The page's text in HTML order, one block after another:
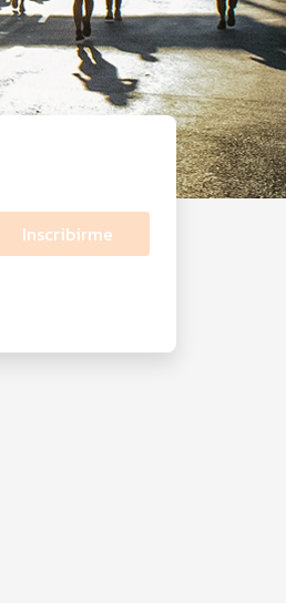
Inscribirme